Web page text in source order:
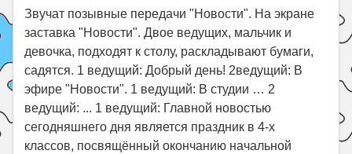
Звучат позывные передачи "Новости". На экране
заставка "Новости". Двое ведущих, мальчик и
девочка, подходят к столу, раскладывают бумаги,
садятся. 1 ведущий: Добрый день! 2ведущий: В
эфире "Новости". 1 ведущий: В студии … 2
ведущий: ... 1 ведущий: Главной новостью
сегодняшнего дня является праздник в 4-х
классов, посвящённый окончанию начальной